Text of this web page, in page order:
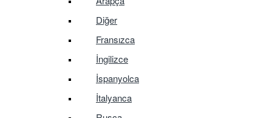
Diğer
Fransızca
İngilizce
İspanyolca
İtalyanca